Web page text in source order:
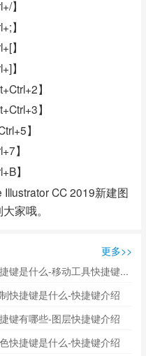
】
】
】
】
】
】
】
】
】
CC 2019新建图
家哦。
更多>>
Adobe Illustrator CC 2019移动快捷键是什么-移动工具快捷键介绍
快捷键是什么-快捷键介绍
键有哪些-图层快捷键介绍
快捷键是什么-快捷键介绍